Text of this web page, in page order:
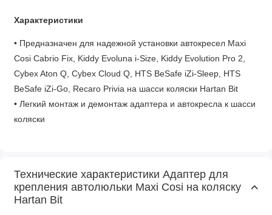
Характеристики
• Предназначен для надежной установки автокресел Maxi
Cosi Cabrio Fix, Kiddy Evoluna i-Size, Kiddy Evolution Pro 2,
Cybex Aton Q, Cybex Cloud Q, HTS BeSafe iZi-Sleep, HTS
BeSafe iZi-Go, Recaro Privia на шасси коляски Hartan Bit
• Легкий монтаж и демонтаж адаптера и автокресла к шасси
коляски
Технические характеристики Адаптер для
крепления автолюльки Maxi Cosi на коляску
Hartan Bit